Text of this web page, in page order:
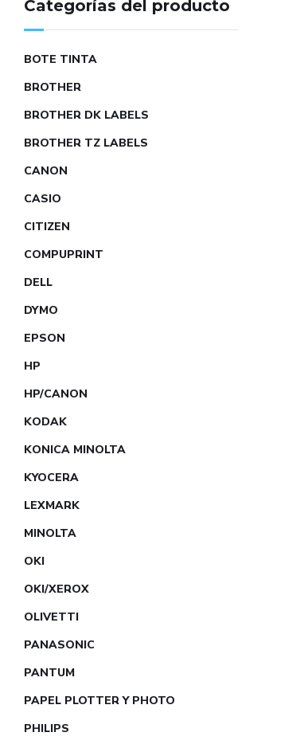
Categorías del producto
BOTE TINTA
BROTHER
BROTHER DK LABELS
BROTHER TZ LABELS
CANON
CASIO
CITIZEN
COMPUPRINT
DELL
DYMO
EPSON
HP
HP/CANON
KODAK
KONICA MINOLTA
KYOCERA
LEXMARK
MINOLTA
OKI
OKI/XEROX
OLIVETTI
PANASONIC
PANTUM
PAPEL PLOTTER Y PHOTO
PHILIPS